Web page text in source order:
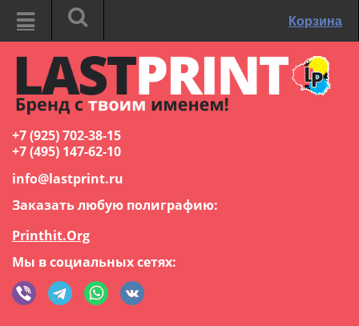
Корзина
+7 (925) 702-38-15
+7 (495) 147-62-10
info@lastprint.ru
Заказать любую полиграфию:
Printhit.Org
Мы в социальных сетях: